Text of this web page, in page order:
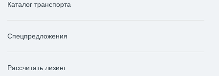
Каталог транспорта
Спецпредложения
Рассчитать лизинг